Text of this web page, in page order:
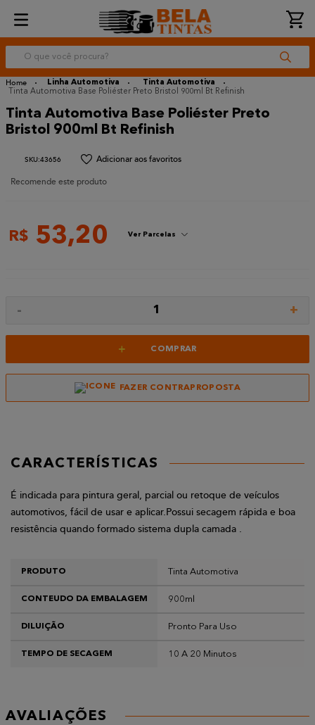
O que você procura?
Linha Automotiva
Tinta Automotiva
Tinta Automotiva Base Poliéster Preto Bristol 900ml Bt Refinish
Tinta Automotiva Base Poliéster Preto
Bristol 900ml Bt Refinish
:43656
Recomende este produto
R$ 53,20 Ver Parcelas
- 1 +
+ COMPRAR
FAZER CONTRAPROPOSTA
CARACTERÍSTICAS
É indicada para pintura geral, parcial ou retoque de veículos
automotivos, fácil de usar e aplicar.Possui secagem rápida e boa
resistência quando formado sistema dupla camada .
PRODUTO Tinta Automotiva
CONTEUDO DA EMBALAGEM 900ml
DILUIÇÃO Pronto Para Uso
TEMPO DE SECAGEM 10 A 20 Minutos
AVALIAÇÕES